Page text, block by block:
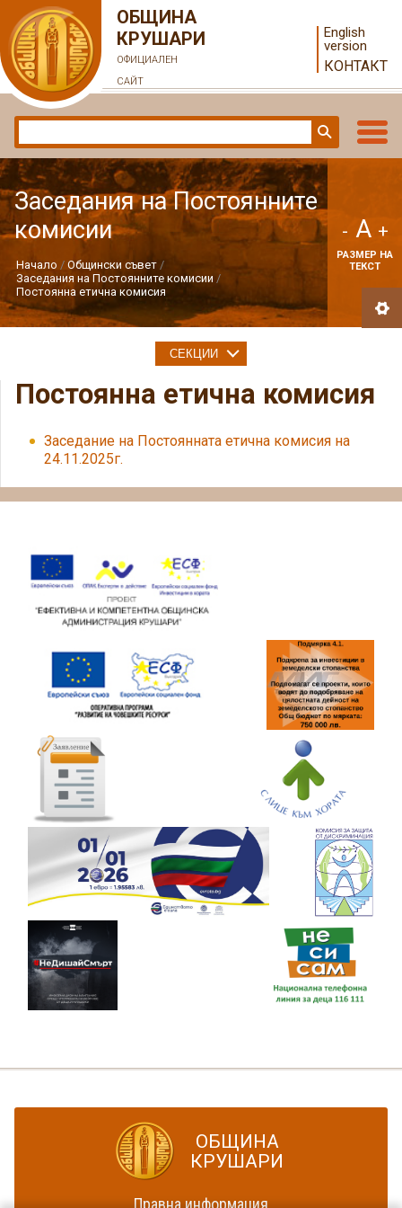
ОБЩИНА
КРУШАРИ
ОФИЦИАЛЕН
САЙТ
English
version
КОНТАКТ
Заседания на Постоянните
комисии
Начало
Общински съвет
Заседания на Постоянните комисии
Постоянна етична комисия
- A +
РАЗМЕР НА
ТЕКСТ
Постоянна етична комисия
Заседание на Постоянната етична комисия на
24.11.2025г.
СЕКЦИИ
ОБЩИНА
КРУШАРИ
Правна информация